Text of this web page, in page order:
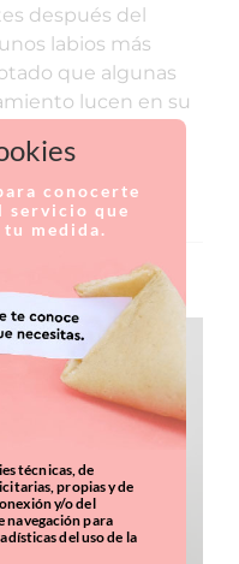
después del
labios más
que algunas
lucen en su
conocerte
servicio que
tu medida.
técnicas, de
propias y de
y/o del
navegación para
del uso de la